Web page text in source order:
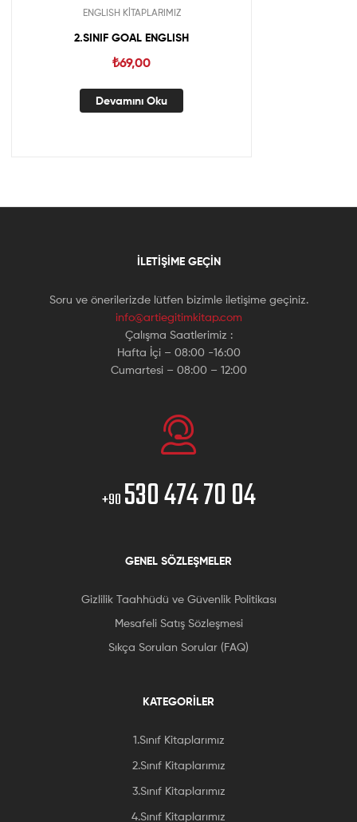
ENGLISH KİTAPLARIMIZ
2.SINIF GOAL ENGLISH
₺69,00
Devamını Oku
İLETIŞIME GEÇIN
Soru ve önerilerizde lütfen bizimle iletişime geçiniz.
info@artiegitimkitap.com
Çalışma Saatlerimiz :
Hafta İçi – 08:00 -16:00
Cumartesi – 08:00 – 12:00
+90 530 474 70 04
GENEL SÖZLEŞMELER
Gizlilik Taahhüdü ve Güvenlik Politikası
Mesafeli Satış Sözleşmesi
Sıkça Sorulan Sorular (FAQ)
KATEGORİLER
1.Sınıf Kitaplarımız
2.Sınıf Kitaplarımız
3.Sınıf Kitaplarımız
4.Sınıf Kitaplarımız